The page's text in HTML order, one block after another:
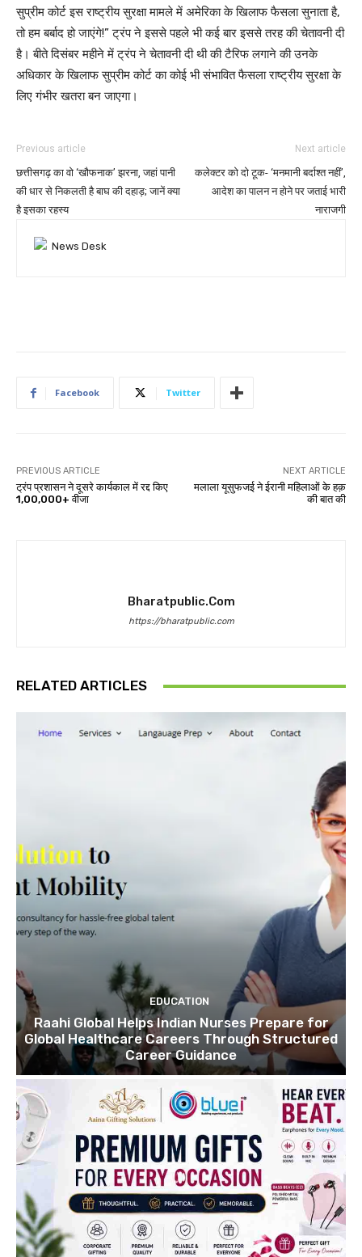
सुप्रीम कोर्ट इस राष्ट्रीय सुरक्षा मामले में अमेरिका के खिलाफ फैसला सुनाता है,
तो हम बर्बाद हो जाएंगे!” ट्रंप ने इससे पहले भी कई बार इससे तरह की चेतावनी दी
है। बीते दिसंबर महीने में ट्रंप ने चेतावनी दी थी की टैरिफ लगाने की उनके
अधिकार के खिलाफ सुप्रीम कोर्ट का कोई भी संभावित फैसला राष्ट्रीय सुरक्षा के
लिए गंभीर खतरा बन जाएगा।
Previous article
छत्तीसगढ़ का वो ‘खौफनाक’ झरना, जहां पानी
की धार से निकलती है बाघ की दहाड़; जानें क्या
है इसका रहस्य
Next article
कलेक्टर को दो टूक- ‘मनमानी बर्दाश्त नहीं’,
आदेश का पालन न होने पर जताई भारी
नाराजगी
Facebook Twitter
PREVIOUS ARTICLE
ट्रंप प्रशासन ने दूसरे कार्यकाल में रद्द किए
1,00,000+ वीजा
NEXT ARTICLE
मलाला यूसुफजई ने ईरानी महिलाओं के हक़
की बात की
Bharatpublic.com
https://bharatpublic.com
RELATED ARTICLES
EDUCATION
Raahi Global Helps Indian Nurses Prepare for
Global Healthcare Careers Through Structured
Career Guidance